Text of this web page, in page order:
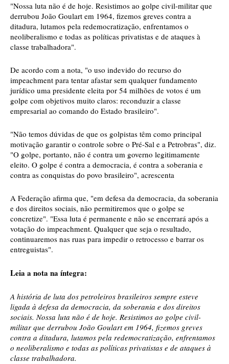
"Nossa luta não é de hoje. Resistimos ao golpe civil-militar que
derrubou João Goulart em 1964, fizemos greves contra a
ditadura, lutamos pela redemocratização, enfrentamos o
neoliberalismo e todas as políticas privatistas e de ataques à
classe trabalhadora".
De acordo com a nota, "o uso indevido do recurso do
impeachment para tentar afastar sem qualquer fundamento
jurídico uma presidente eleita por 54 milhões de votos é um
golpe com objetivos muito claros: reconduzir a classe
empresarial ao comando do Estado brasileiro".
"Não temos dúvidas de que os golpistas têm como principal
motivação garantir o controle sobre o Pré-Sal e a Petrobras", diz.
"O golpe, portanto, não é contra um governo legitimamente
eleito. O golpe é contra a democracia, é contra a soberania e
contra as conquistas do povo brasileiro", acrescenta
A Federação afirma que, "em defesa da democracia, da soberania
e dos direitos sociais, não permitiremos que o golpe se
concretize". "Essa luta é permanente e não se encerrará após a
votação do impeachment. Qualquer que seja o resultado,
continuaremos nas ruas para impedir o retrocesso e barrar os
entreguistas".
Leia a nota na íntegra:
A história de luta dos petroleiros brasileiros sempre esteve
ligada à defesa da democracia, da soberania e dos direitos
sociais. Nossa luta não é de hoje. Resistimos ao golpe civil-
militar que derrubou João Goulart em 1964, fizemos greves
contra a ditadura, lutamos pela redemocratização, enfrentamos
o neoliberalismo e todas as políticas privatistas e de ataques à
classe trabalhadora.